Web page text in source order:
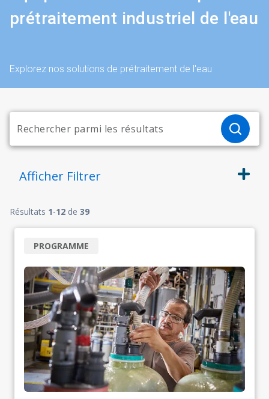
prétraitement industriel de l'eau
Explorez nos solutions de prétraitement de l'eau
Afficher Filtrer
Résultats 1-12 de 39
PROGRAMME